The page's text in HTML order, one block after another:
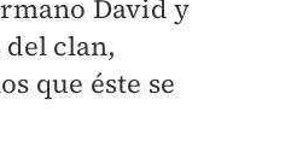
David y
del clan,
que éste se